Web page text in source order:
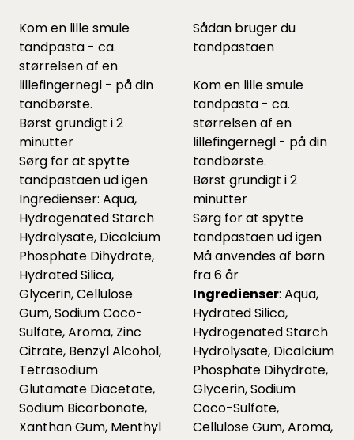
Kom en lille smule
tandpasta - ca.
størrelsen af en
lillefingernegl - på din
tandbørste.
Børst grundigt i 2
minutter
Sørg for at spytte
tandpastaen ud igen
Ingredienser: Aqua,
Hydrogenated Starch
Hydrolysate, Dicalcium
Phosphate Dihydrate,
Hydrated Silica,
Glycerin, Cellulose
Gum, Sodium Coco-
Sulfate, Aroma, Zinc
Citrate, Benzyl Alcohol,
Tetrasodium
Glutamate Diacetate,
Sodium Bicarbonate,
Xanthan Gum, Menthyl
Sådan bruger du
tandpastaen
Kom en lille smule
tandpasta - ca.
størrelsen af en
lillefingernegl - på din
tandbørste.
Børst grundigt i 2
minutter
Sørg for at spytte
tandpastaen ud igen
Må anvendes af børn
fra 6 år
Ingredienser: Aqua,
Hydrated Silica,
Hydrogenated Starch
Hydrolysate, Dicalcium
Phosphate Dihydrate,
Glycerin, Sodium
Coco-Sulfate,
Cellulose Gum, Aroma,